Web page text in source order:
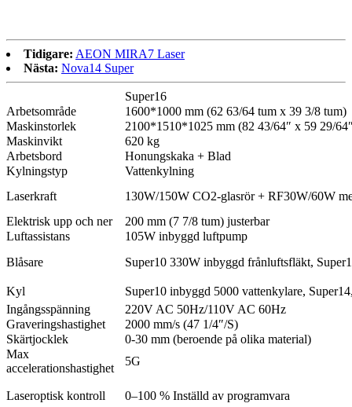
Tidigare: AEON MIRA7 Laser
Nästa: Nova14 Super
Super16
Arbetsområde
1600*1000 mm (62 63/64 tum x 39 3/8 tum)
Maskinstorlek
2100*1510*1025 mm (82 43/64″ x 59 29/
Maskinvikt
620 kg
Arbetsbord
Honungskaka + Blad
Kylningstyp
Vattenkylning
Laserkraft
130W/150W CO2-glasrör + RF30W/60W
Elektrisk upp och ner
200 mm (7 7/8 tum) justerbar
Luftassistans
105W inbyggd luftpump
Blåsare
Super10 330W inbyggd frånluftsfläkt,
Kyl
Super10 inbyggd 5000 vattenkylare,
Ingångsspänning
220V AC 50Hz/110V AC 60Hz
Graveringshastighet
2000 mm/s (47 1/4″/S)
Skärtjocklek
0-30 mm (beroende på olika material)
Max
accelerationshastighet
5G
Laseroptisk kontroll 0–100 % Inställd av programvara